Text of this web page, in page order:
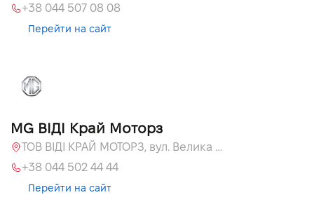
+38 044 507 08 08
Перейти на сайт
MG ВІДІ Край Моторз
ТОВ ВІДІ КРАЙ МОТОРЗ, вул. Велика Кільцева, 60а
+38 044 502 44 44
Перейти на сайт